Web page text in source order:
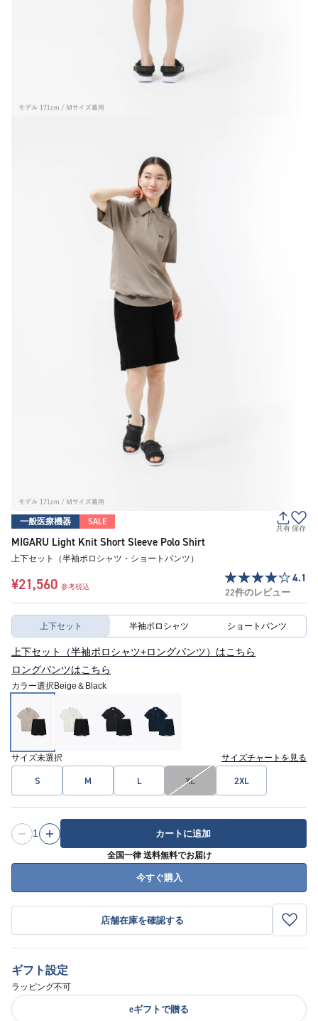
一般医療機器 SALE
共有保存
MIGARU Light Knit Short Sleeve Polo Shirt
上下セット（半袖ポロシャツ・ショートパンツ）
¥21,560 参考税込
4.1
22件のレビュー
上下セット 半袖ポロシャツ ショートパンツ
上下セット（半袖ポロシャツ+ロングパンツ）はこちら
ロングパンツはこちら
カラー選択 Beige＆Black
サイズ未選択 サイズチャートを見る
S M L XL 2XL
1 カートに追加
全国一律 送料無料でお届け
今すぐ購入
店舗在庫を確認する
ギフト設定
ラッピング不可
eギフトで贈る